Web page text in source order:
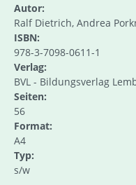
Autor:
Ralf Dietrich, Andrea
ISBN:
978-3-7098-0611-1
Verlag:
BVL - Bildungsverlag
Seiten:
56
Format:
A4
Typ:
s/w